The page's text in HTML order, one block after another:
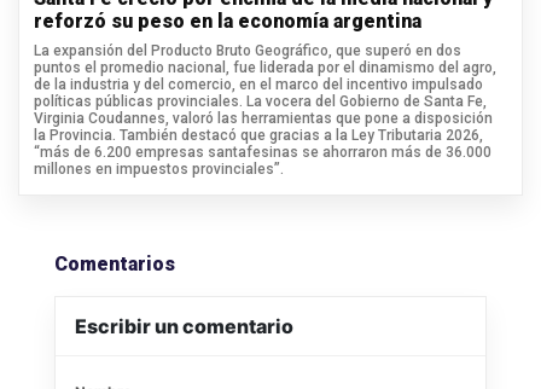
reforzó su peso en la economía argentina
La expansión del Producto Bruto Geográfico, que superó en dos
puntos el promedio nacional, fue liderada por el dinamismo del agro,
de la industria y del comercio, en el marco del incentivo impulsado
políticas públicas provinciales. La vocera del Gobierno de Santa Fe,
Virginia Coudannes, valoró las herramientas que pone a disposición
la Provincia. También destacó que gracias a la Ley Tributaria 2026,
“más de 6.200 empresas santafesinas se ahorraron más de 36.000
millones en impuestos provinciales”.
Comentarios
Escribir un comentario